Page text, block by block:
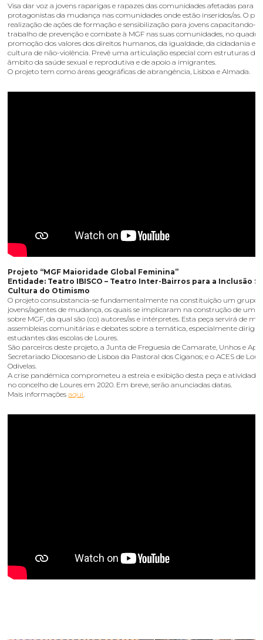
Visa dar voz a jovens raparigas e rapazes das comunidades afetadas para
protagonistas da mudança nas comunidades onde estão inseridos/as. O
realização de ações de formação e sensibilização para jovens capacitando-
trabalho de prevenção e combate à MGF nas suas comunidades, no
promoção dos valores dos direitos humanos, da igualdade, da cidadania e
cultura de não-violência. Prevê uma articulação especial com estruturas de
âmbito da saúde sexual e reprodutiva e de apoio a imigrantes.
O projeto tem como áreas geográficas de abrangência, Lisboa e Almada.
Projeto “MGF Maioridade Global Feminina”
Entidade: Teatro IBISCO – Teatro Inter-Bairros para a Inclusão
Cultura do Otimismo
O projeto consubstancia-se fundamentalmente na constituição um grupo
jovens/agentes de mudança, os quais se implicaram na construção de uma
sobre MGF, da qual são (co) autores/as e intérpretes. Esta peça servirá de
assembleias comunitárias e debates sobre a temática, especialmente
estudantes das escolas de Loures.
São parceiros deste projeto, a Junta de Freguesia de Camarate, Unhos e
Secretariado Diocesano de Lisboa da Pastoral dos Ciganos; e o ACES de
Odivelas.
A crise pandémica comprometeu a estreia e exibição desta peça e atividades
no concelho de Loures em 2020. Em breve, serão anunciadas datas.
Mais informaçõesaqui.